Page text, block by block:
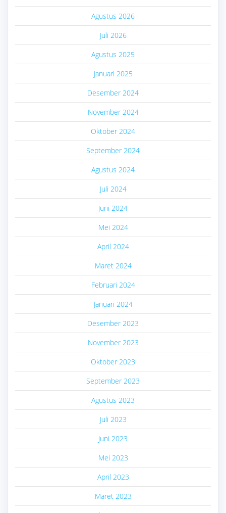
Agustus 2026
Juli 2026
Agustus 2025
Januari 2025
Desember 2024
November 2024
Oktober 2024
September 2024
Agustus 2024
Juli 2024
Juni 2024
Mei 2024
April 2024
Maret 2024
Februari 2024
Januari 2024
Desember 2023
November 2023
Oktober 2023
September 2023
Agustus 2023
Juli 2023
Juni 2023
Mei 2023
April 2023
Maret 2023